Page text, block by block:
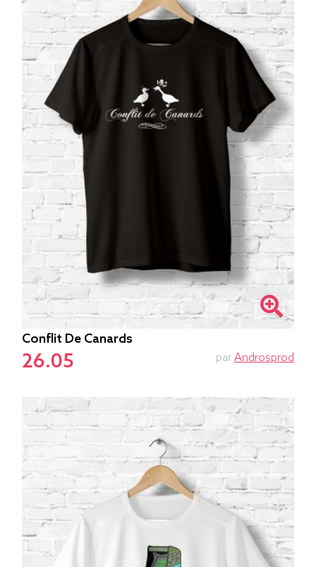
Conflit De Canards
26.05 par Androsprod